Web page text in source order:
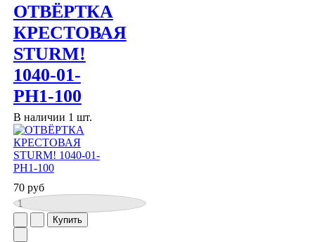
ОТВЁРТКА
КРЕСТОВАЯ
STURM!
1040-01-
PH1-100
В наличии 1 шт.
70 руб